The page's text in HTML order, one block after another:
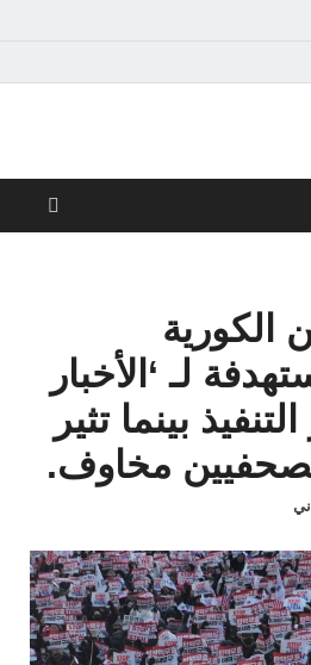
الكورية
لـ ‘الأخبار
بينما تثير
مخاوف.